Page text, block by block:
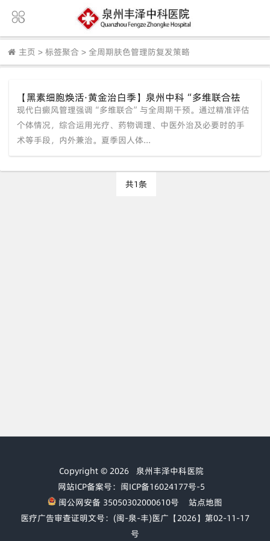
主页 > 标签聚合 > 全周期肤色管理防复发策略
【黑素细胞焕活·黄金治白季】泉州中科“多维联合祛
白”锁定夏季调控窗口，实现稳定高效黑色素重建。
现代白癜风管理强调“多维联合”与全周期干预。通过精准评估
个体情况，综合运用光疗、药物调理、中医外治及必要时的手
术等手段，内外兼治。夏季因人体...
共1条
Copyright © 2026 泉州丰泽中科医院
网站ICP备案号：闽ICP备16024177号-5
闽公网安备 35050302000610号
站点地图
医疗广告审查证明文号：(闽-泉-丰)医广【2026】第02-11-17
号